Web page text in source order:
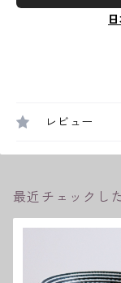
レビュー
最近チェックし